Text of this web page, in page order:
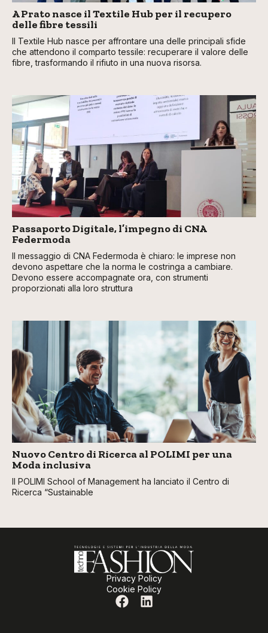
A Prato nasce il Textile Hub per il recupero
delle fibre tessili
Il Textile Hub nasce per affrontare una delle principali sfide
che attendono il comparto tessile: recuperare il valore delle
fibre, trasformando il rifiuto in una nuova risorsa.
Passaporto Digitale, l’impegno di CNA
Federmoda
Il messaggio di CNA Federmoda è chiaro: le imprese non
devono aspettare che la norma le costringa a cambiare.
Devono essere accompagnate ora, con strumenti
proporzionati alla loro struttura
Nuovo Centro di Ricerca al POLIMI per una
Moda inclusiva
Il POLIMI School of Management ha lanciato il Centro di
Ricerca “Sustainable
Privacy Policy
Cookie Policy